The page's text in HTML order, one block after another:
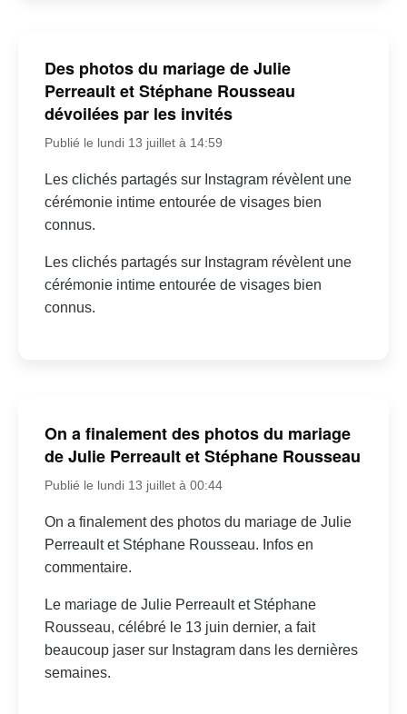
Des photos du mariage de Julie
Perreault et Stéphane Rousseau
dévoilées par les invités
Publié le lundi 13 juillet à 14:59
Les clichés partagés sur Instagram révèlent une
cérémonie intime entourée de visages bien
connus.
Les clichés partagés sur Instagram révèlent une
cérémonie intime entourée de visages bien
connus.
On a finalement des photos du mariage
de Julie Perreault et Stéphane Rousseau
Publié le lundi 13 juillet à 00:44
On a finalement des photos du mariage de Julie
Perreault et Stéphane Rousseau. Infos en
commentaire.
Le mariage de Julie Perreault et Stéphane
Rousseau, célébré le 13 juin dernier, a fait
beaucoup jaser sur Instagram dans les dernières
semaines.